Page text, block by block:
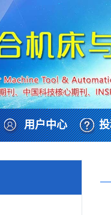
用户中心